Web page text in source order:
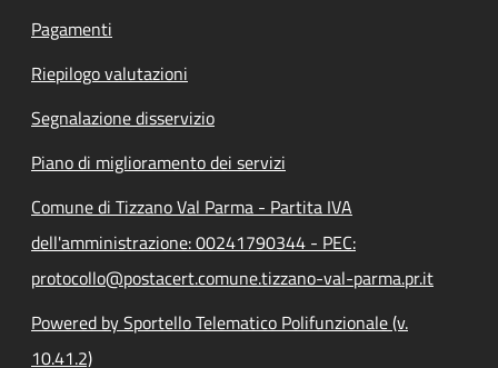
Pagamenti
Riepilogo valutazioni
Segnalazione disservizio
Piano di miglioramento dei servizi
Comune di Tizzano Val Parma - Partita IVA
dell'amministrazione: 00241790344 - PEC:
protocollo@postacert.comune.tizzano-val-parma.pr.it
Powered by Sportello Telematico Polifunzionale (v.
10.41.2)